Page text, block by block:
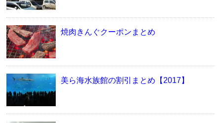
焼肉きんぐクーポンまとめ
美ら海水族館の割引まとめ【2017】